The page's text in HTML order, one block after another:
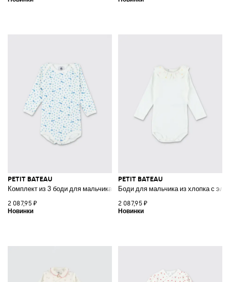
PETIT BATEAU
Комплект из 3 боди для мальчика из хлопка с графическим принтом
2 087,95 ₽
PETIT BATEAU
Боди для мальчика из хлопка с
2 087,95 ₽